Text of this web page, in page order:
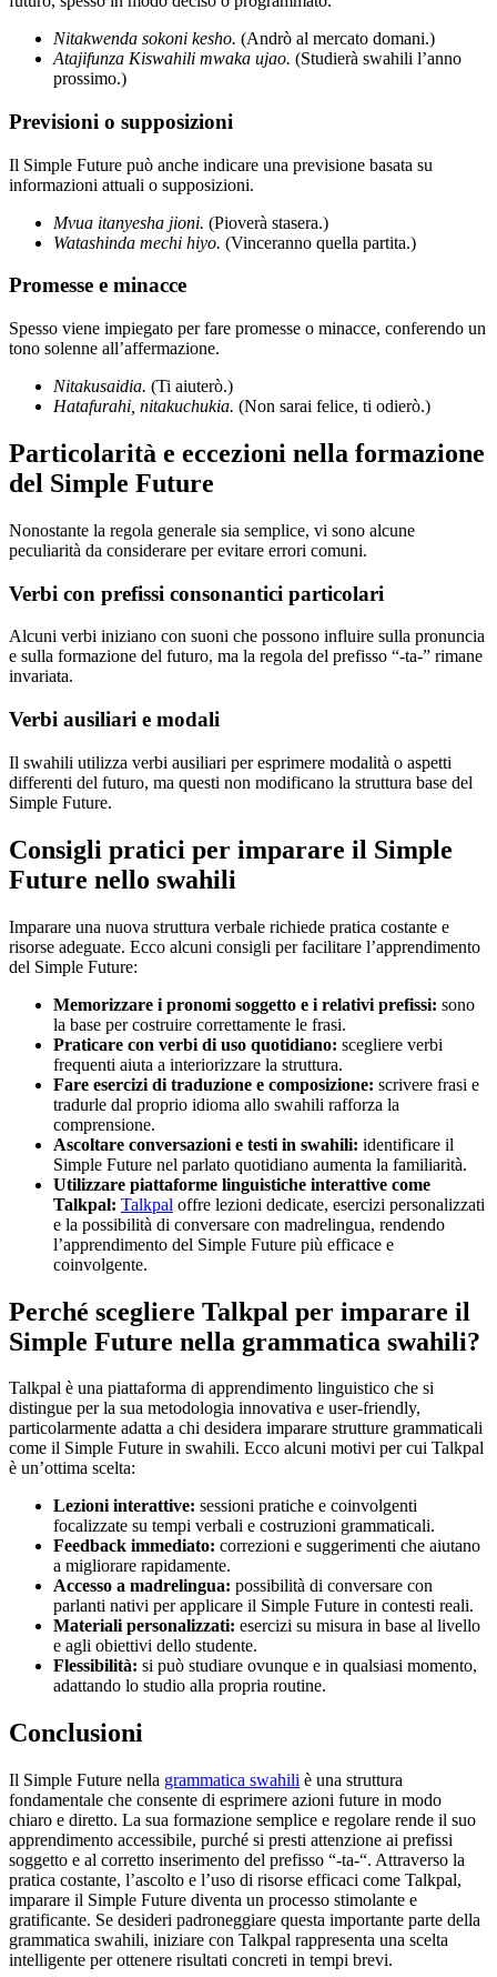
Nitakwenda sokoni kesho. (Andrò al mercato domani.)
Atajifunza Kiswahili mwaka ujao. (Studierà swahili l’anno
prossimo.)
Previsioni o supposizioni
Il Simple Future può anche indicare una previsione basata su
informazioni attuali o supposizioni.
Mvua itanyesha jioni. (Pioverà stasera.)
Watashinda mechi hiyo. (Vinceranno quella partita.)
Promesse e minacce
Spesso viene impiegato per fare promesse o minacce, conferendo un
tono solenne all’affermazione.
Nitakusaidia. (Ti aiuterò.)
Hatafurahi, nitakuchukia. (Non sarai felice, ti odierò.)
Particolarità e eccezioni nella formazione
del Simple Future
Nonostante la regola generale sia semplice, vi sono alcune
peculiarità da considerare per evitare errori comuni.
Verbi con prefissi consonantici particolari
Alcuni verbi iniziano con suoni che possono influire sulla pronuncia
e sulla formazione del futuro, ma la regola del prefisso “-ta-” rimane
invariata.
Verbi ausiliari e modali
Il swahili utilizza verbi ausiliari per esprimere modalità o aspetti
differenti del futuro, ma questi non modificano la struttura base del
Simple Future.
Consigli pratici per imparare il Simple
Future nello swahili
Imparare una nuova struttura verbale richiede pratica costante e
risorse adeguate. Ecco alcuni consigli per facilitare l’apprendimento
del Simple Future:
Memorizzare i pronomi soggetto e i relativi prefissi: sono
la base per costruire correttamente le frasi.
Praticare con verbi di uso quotidiano: scegliere verbi
frequenti aiuta a interiorizzare la struttura.
Fare esercizi di traduzione e composizione: scrivere frasi e
tradurle dal proprio idioma allo swahili rafforza la
comprensione.
Ascoltare conversazioni e testi in swahili: identificare il
Simple Future nel parlato quotidiano aumenta la familiarità.
Utilizzare piattaforme linguistiche interattive come
Talkpal: Talkpal offre lezioni dedicate, esercizi personalizzati
e la possibilità di conversare con madrelingua, rendendo
l’apprendimento del Simple Future più efficace e
coinvolgente.
Perché scegliere Talkpal per imparare il
Simple Future nella grammatica swahili?
Talkpal è una piattaforma di apprendimento linguistico che si
distingue per la sua metodologia innovativa e user-friendly,
particolarmente adatta a chi desidera imparare strutture grammaticali
come il Simple Future in swahili. Ecco alcuni motivi per cui Talkpal
è un’ottima scelta:
Lezioni interattive: sessioni pratiche e coinvolgenti
focalizzate su tempi verbali e costruzioni grammaticali.
Feedback immediato: correzioni e suggerimenti che aiutano
a migliorare rapidamente.
Accesso a madrelingua: possibilità di conversare con
parlanti nativi per applicare il Simple Future in contesti reali.
Materiali personalizzati: esercizi su misura in base al livello
e agli obiettivi dello studente.
Flessibilità: si può studiare ovunque e in qualsiasi momento,
adattando lo studio alla propria routine.
Conclusioni
Il Simple Future nella grammatica swahili è una struttura
fondamentale che consente di esprimere azioni future in modo
chiaro e diretto. La sua formazione semplice e regolare rende il suo
apprendimento accessibile, purché si presti attenzione ai prefissi
soggetto e al corretto inserimento del prefisso “-ta-“. Attraverso la
pratica costante, l’ascolto e l’uso di risorse efficaci come Talkpal,
imparare il Simple Future diventa un processo stimolante e
gratificante. Se desideri padroneggiare questa importante parte della
grammatica swahili, iniziare con Talkpal rappresenta una scelta
intelligente per ottenere risultati concreti in tempi brevi.